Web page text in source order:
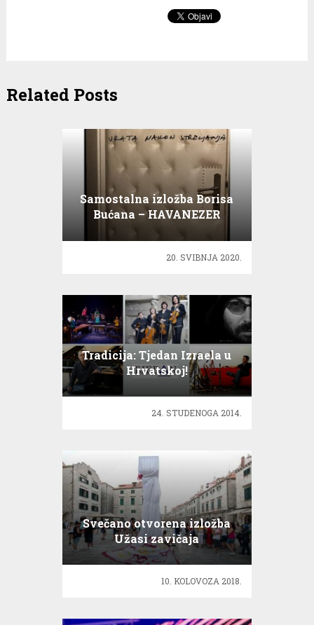
Related Posts
Samostalna izložba Borisa
Bućana – HAVANEZER
20. SVIBNJA 2020.
Tradicija: Tjedan Izraela u
Hrvatskoj!
24. STUDENOGA 2014.
Svečano otvorena izložba
Užasi zavičaja
10. KOLOVOZA 2018.